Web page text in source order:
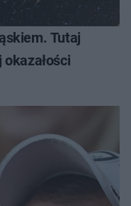
Tutaj
okazałości